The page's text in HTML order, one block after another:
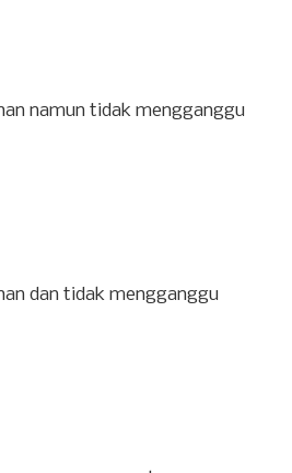
namun tidak mengganggu
dan tidak mengganggu